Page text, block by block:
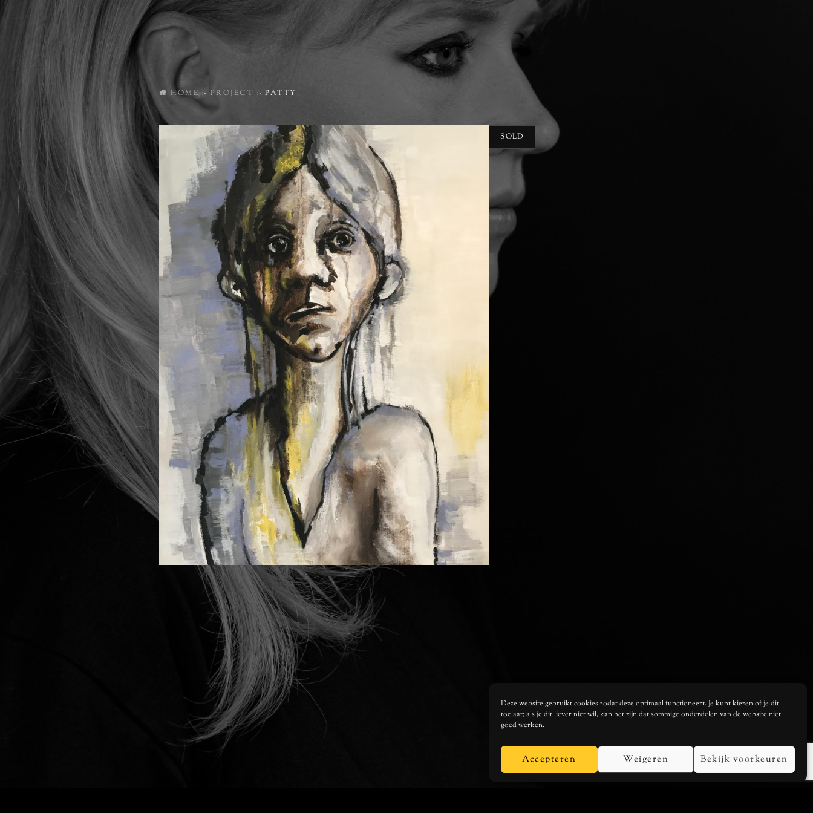
Deze website gebruikt cookies zodat deze optimaal functioneert. Je kunt kiezen of je dit
toelaat; als je dit liever niet wil, kan het zijn dat sommige onderdelen van de website niet
goed werken.
Accepteren Weigeren Bekijk voorkeuren
HOME > PROJECT > PATTY
SOLD